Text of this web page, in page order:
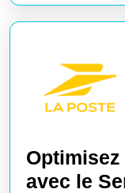
avec le